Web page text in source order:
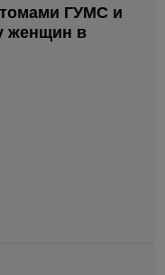
ГУМС и
женщин в